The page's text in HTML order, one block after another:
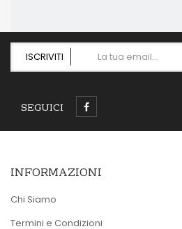
ISCRIVITI
SEGUICI
INFORMAZIONI
Chi Siamo
Termini e Condizioni